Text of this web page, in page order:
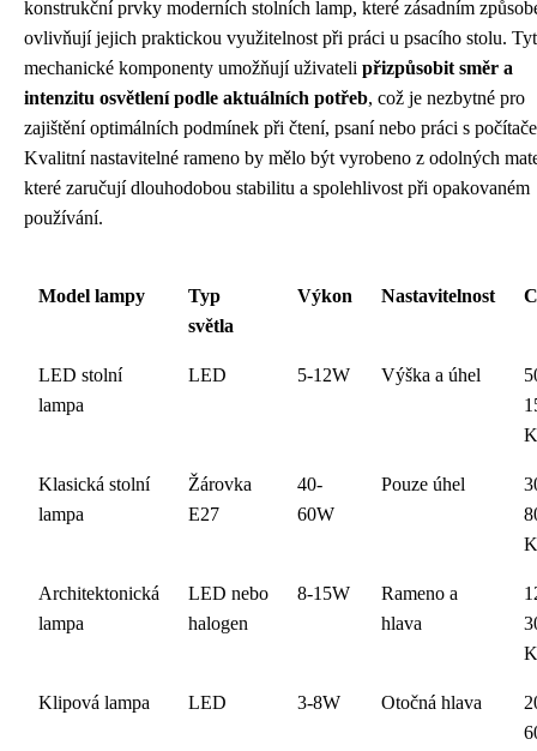
konstrukční prvky moderních stolních lamp, které zásadním
ovlivňují jejich praktickou využitelnost při práci u psacího stolu.
mechanické komponenty umožňují uživateli přizpůsobit směr a
intenzitu osvětlení podle aktuálních potřeb, což je nezbytné pro
zajištění optimálních podmínek při čtení, psaní nebo práci s
Kvalitní nastavitelné rameno by mělo být vyrobeno z odolných
které zaručují dlouhodobou stabilitu a spolehlivost při opakovaném
používání.
Model lampy
Typ
světla
Výkon Nastavitelnost
LED stolní
lampa
LED 5-12W Výška a úhel
Klasická stolní
lampa
Žárovka
E27
40-
60W
Pouze úhel
Architektonická
lampa
LED nebo
halogen
8-15W
Rameno a
hlava
Klipová lampa LED 3-8W Otočná hlava